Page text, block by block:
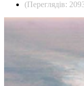
(Переглядів: